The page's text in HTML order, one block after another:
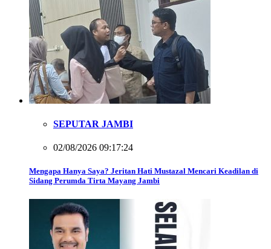
SEPUTAR JAMBI
02/08/2026 09:17:24
Mengapa Hanya Saya? Jeritan Hati Mustazal Mencari Keadilan di
Sidang Perumda Tirta Mayang Jambi